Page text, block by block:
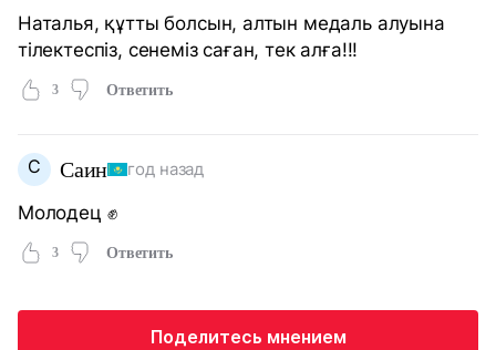
Наталья, құтты болсын, алтын медаль алуына
тілектеспіз, сенеміз саған, тек алға!!!
3 Ответить
С Саин год назад
Молодец ✊
3 Ответить
Поделитесь мнением